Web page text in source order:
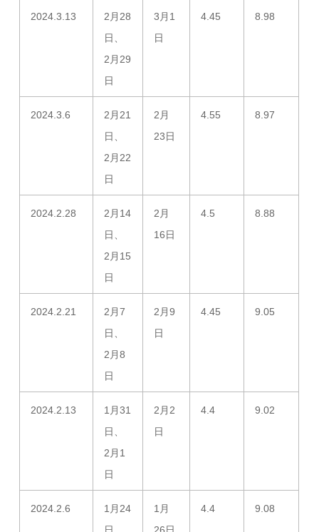
2024.3.13
2月28
日、
2月29
日
3月1
日
4.45 8.98
2024.3.6
2月21
日、
2月22
日
2月
23日
4.55 8.97
2024.2.28
2月14
日、
2月15
日
2月
16日
4.5 8.88
2024.2.21
2月7
日、
2月8
日
2月9
日
4.45 9.05
2024.2.13
1月31
日、
2月1
日
2月2
日
4.4 9.02
2024.2.6
1月24
1月
4.4 9.08